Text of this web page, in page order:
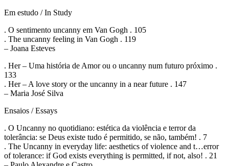
Em estudo / In Study
. O sentimento uncanny em Van Gogh . 105
. The uncanny feeling in Van Gogh . 119
– Joana Esteves
. Her – Uma história de Amor ou o uncanny num futuro próximo .
133
. Her – A love story or the uncanny in a near future . 147
– Maria José Silva
Ensaios / Essays
. O Uncanny no quotidiano: estética da violência e terror da
tolerância: se Deus existe tudo é permitido, se não, também! . 7
. The Uncanny in everyday life: aesthetics of violence and t…error
of tolerance: if God exists everything is permitted, if not, also! . 21